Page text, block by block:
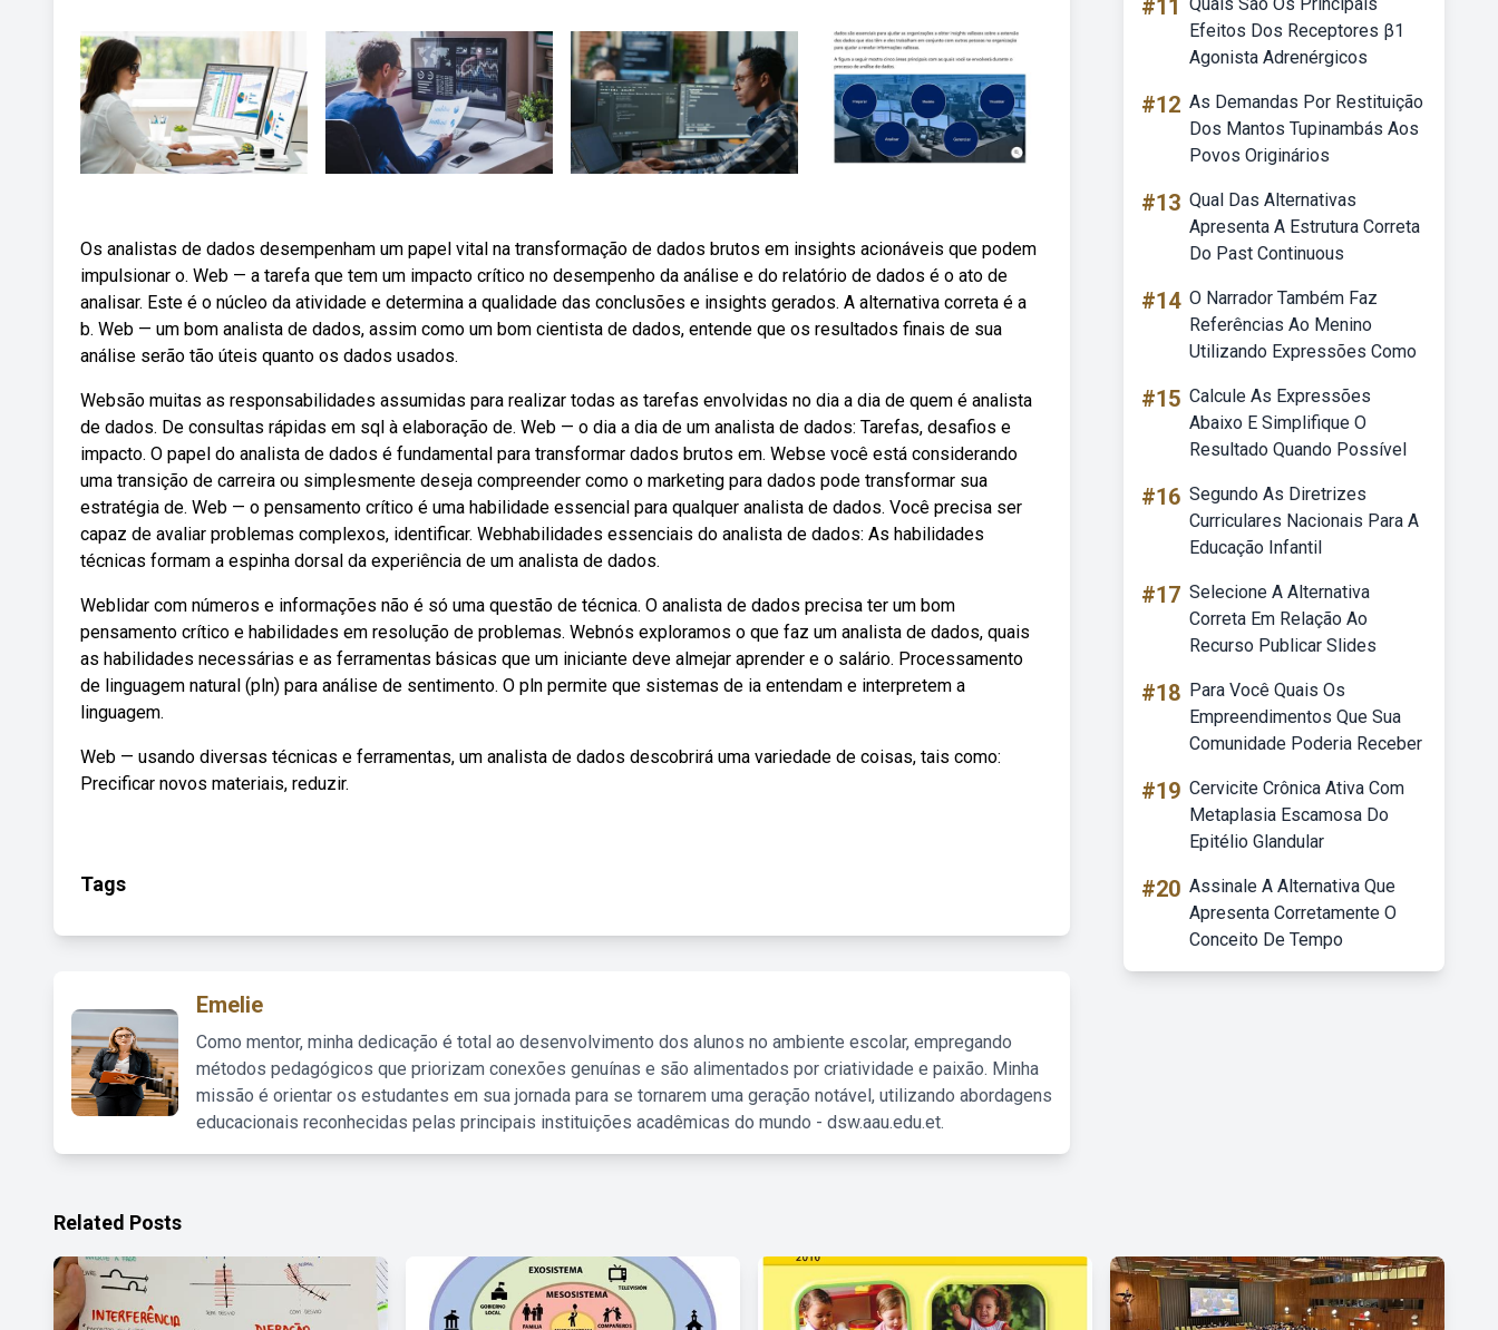
Os analistas de dados desempenham um papel vital na transformação de dados brutos em insights acionáveis que podem
impulsionar o. Web — a tarefa que tem um impacto crítico no desempenho da análise e do relatório de dados é o ato de
analisar. Este é o núcleo da atividade e determina a qualidade das conclusões e insights gerados. A alternativa correta é a
b. Web — um bom analista de dados, assim como um bom cientista de dados, entende que os resultados finais de sua
análise serão tão úteis quanto os dados usados.
Websão muitas as responsabilidades assumidas para realizar todas as tarefas envolvidas no dia a dia de quem é analista
de dados. De consultas rápidas em sql à elaboração de. Web — o dia a dia de um analista de dados: Tarefas, desafios e
impacto. O papel do analista de dados é fundamental para transformar dados brutos em. Webse você está considerando
uma transição de carreira ou simplesmente deseja compreender como o marketing para dados pode transformar sua
estratégia de. Web — o pensamento crítico é uma habilidade essencial para qualquer analista de dados. Você precisa ser
capaz de avaliar problemas complexos, identificar. Webhabilidades essenciais do analista de dados: As habilidades
técnicas formam a espinha dorsal da experiência de um analista de dados.
Weblidar com números e informações não é só uma questão de técnica. O analista de dados precisa ter um bom
pensamento crítico e habilidades em resolução de problemas. Webnós exploramos o que faz um analista de dados, quais
as habilidades necessárias e as ferramentas básicas que um iniciante deve almejar aprender e o salário. Processamento
de linguagem natural (pln) para análise de sentimento. O pln permite que sistemas de ia entendam e interpretem a
linguagem.
Web — usando diversas técnicas e ferramentas, um analista de dados descobrirá uma variedade de coisas, tais como:
Precificar novos materiais, reduzir.
Tags
Emelie
Como mentor, minha dedicação é total ao desenvolvimento dos alunos no ambiente escolar, empregando
métodos pedagógicos que priorizam conexões genuínas e são alimentados por criatividade e paixão. Minha
missão é orientar os estudantes em sua jornada para se tornarem uma geração notável, utilizando abordagens
educacionais reconhecidas pelas principais instituições acadêmicas do mundo - dsw.aau.edu.et.
#11
Efeitos Dos Receptores β1
Agonista Adrenérgicos
#12 As Demandas Por Restituição
Dos Mantos Tupinambás Aos
Povos Originários
#13 Qual Das Alternativas
Apresenta A Estrutura Correta
Do Past Continuous
#14 O Narrador Também Faz
Referências Ao Menino
Utilizando Expressões Como
#15 Calcule As Expressões
Abaixo E Simplifique O
Resultado Quando Possível
#16 Segundo As Diretrizes
Curriculares Nacionais Para A
Educação Infantil
#17 Selecione A Alternativa
Correta Em Relação Ao
Recurso Publicar Slides
#18 Para Você Quais Os
Empreendimentos Que Sua
Comunidade Poderia Receber
#19 Cervicite Crônica Ativa Com
Metaplasia Escamosa Do
Epitélio Glandular
#20 Assinale A Alternativa Que
Apresenta Corretamente O
Conceito De Tempo
Related Posts